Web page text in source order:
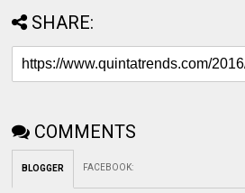
SHARE:
COMMENTS
BLOGGER FACEBOOK: